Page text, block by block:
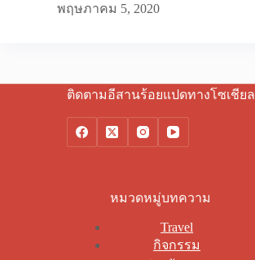
พฤษภาคม 5, 2020
ติดตามอีสานร้อยแปดทางโซเชียล
หมวดหมู่บทความ
Travel
กิจกรรม